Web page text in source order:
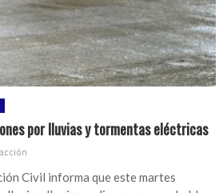
por lluvias y tormentas eléctricas
Civil informa que este martes